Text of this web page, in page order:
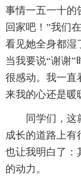
事情一五一十的
回家吧！”我们
看见她全身都湿
当我要说“谢谢
很感动。我一直
来我的心还是暖
同学们，这
成长的道路上
也让我明白了：
的动力。